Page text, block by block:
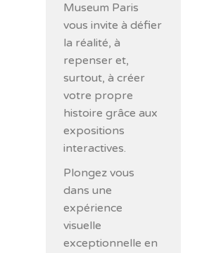
Museum Paris
vous invite à défier
la réalité, à
repenser et,
surtout, à créer
votre propre
histoire grâce aux
expositions
interactives.
Plongez vous
dans une
expérience
visuelle
exceptionnelle en